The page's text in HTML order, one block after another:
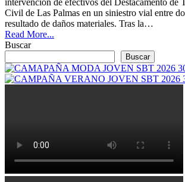
Civil de Las Palmas en un siniestro vial entre
resultado de daños materiales. Tras la…
Read More...
Buscar
Buscar